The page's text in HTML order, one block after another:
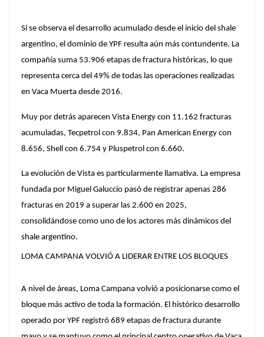
Si se observa el desarrollo acumulado desde el inicio del shale
argentino, el dominio de YPF resulta aún más contundente. La
compañía suma 53.906 etapas de fractura históricas, lo que
representa cerca del 49% de todas las operaciones realizadas
en Vaca Muerta desde 2016.
Muy por detrás aparecen Vista Energy con 11.162 fracturas
acumuladas, Tecpetrol con 9.834, Pan American Energy con
8.656, Shell con 6.754 y Pluspetrol con 6.660.
La evolución de Vista es particularmente llamativa. La empresa
fundada por Miguel Galuccio pasó de registrar apenas 286
fracturas en 2019 a superar las 2.600 en 2025,
consolidándose como uno de los actores más dinámicos del
shale argentino.
LOMA CAMPANA VOLVIÓ A LIDERAR ENTRE LOS BLOQUES
A nivel de áreas, Loma Campana volvió a posicionarse como el
bloque más activo de toda la formación. El histórico desarrollo
operado por YPF registró 689 etapas de fractura durante